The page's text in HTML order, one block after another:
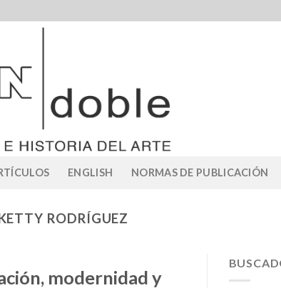
ENGLISH NORMAS DE PUBLICACIÓN
RODRÍGUEZ
modernidad y